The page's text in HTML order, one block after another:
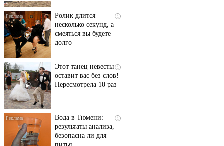
несколько секунд, а
смеяться вы будете
долго
оставит вас без слов!
Пересмотрела 10 раз
результаты анализа,
безопасна ли для
питья